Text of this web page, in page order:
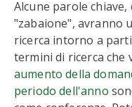
Alcune parole
"zabaione", avranno
ricerca intorno a
termini di ricerca che
aumento della
periodo dell'anno